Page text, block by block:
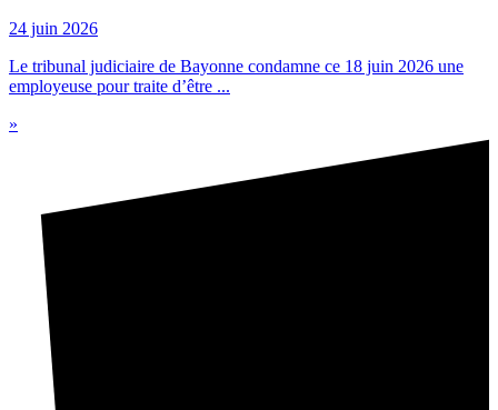
24 juin 2026
Le tribunal judiciaire de Bayonne condamne ce 18 juin 2026 une
employeuse pour traite d’être ...
»